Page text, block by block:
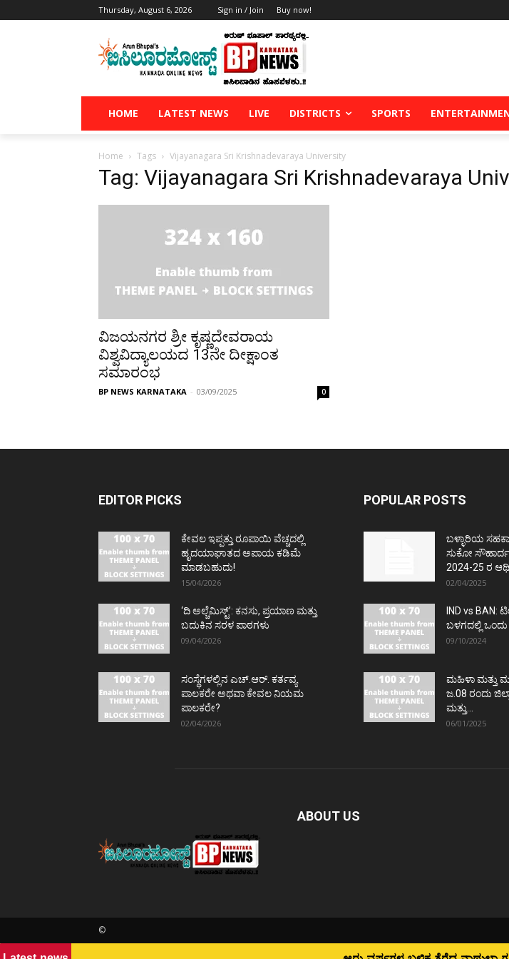
Thursday, August 6, 2026 Sign in / Join Buy now!
HOME LATEST NEWS LIVE DISTRICTS SPORTS
Home Tags Vijayanagara Sri Krishnadevaraya University
Tag: Vijayanagara Sri Krishnadevaraya
ವಿಜಯನಗರ ಶ್ರೀ ಕೃಷ್ಣದೇವರಾಯ
ವಿಶ್ವವಿದ್ಯಾಲಯದ 13ನೇ ದೀಕ್ಷಾಂತ
ಸಮಾರಂಭ
BP NEWS KARNATAKA - 03/09/2025 0
EDITOR PICKS
ಕೇವಲ ಇಪ್ಪತ್ತು ರೂಪಾಯಿ ವೆಚ್ಚದಲ್ಲಿ
ಹೃದಯಾಘಾತದ ಅಪಾಯ ಕಡಿಮೆ
ಮಾಡಬಹುದು!
15/04/2026
‘ದಿ ಅಲ್ಚೆಮಿಸ್ಟ್’: ಕನಸು, ಪ್ರಯಾಣ ಮತ್ತು
ಬದುಕಿನ ಸರಳ ಪಾಠಗಳು
09/04/2026
ಸಂಸ್ಥೆಗಳಲ್ಲಿನ ಎಚ್.ಆರ್. ಕರ್ತವ್ಯ
ಪಾಲಕರೇ ಅಥವಾ ಕೇವಲ ನಿಯಮ
ಪಾಲಕರೇ?
02/04/2026
POPULAR POSTS
ಬಳ್ಳಾರಿಯ
ಸುಕೋ ಸೌಹಾರ್ದ
2024-25 ರ
02/04/2025
IND vs
ಬಳಗದಲ್ಲಿ
09/10/2024
ಮಹಿಳಾ ಮತ್ತು
ಜ.08 ರಂದು
ಮತ್ತು...
06/01/2025
ABOUT US
©